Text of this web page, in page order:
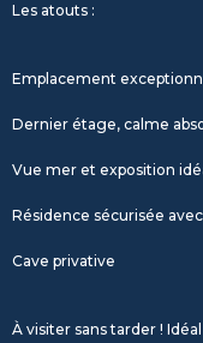
Les atouts :
Emplacement
Dernier étage, calme
Vue mer et exposition
Résidence sécurisée
Cave privative
À visiter sans tarder !